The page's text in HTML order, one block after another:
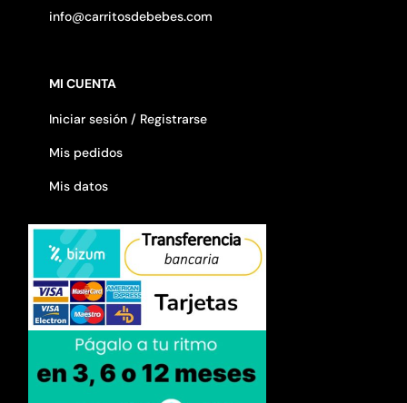
info@carritosdebebes.com
MI CUENTA
Iniciar sesión / Registrarse
Mis pedidos
Mis datos